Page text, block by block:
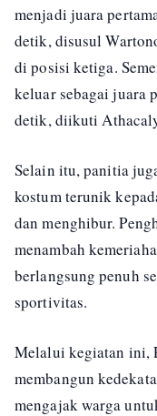
menjadi juara
detik, disusul
di posisi ketiga.
keluar sebagai juara
detik, diikuti
Selain itu, panitia
kostum terunik
dan menghibur.
menambah
berlangsung penuh
sportivitas.
Melalui kegiatan ini,
membangun
mengajak warga